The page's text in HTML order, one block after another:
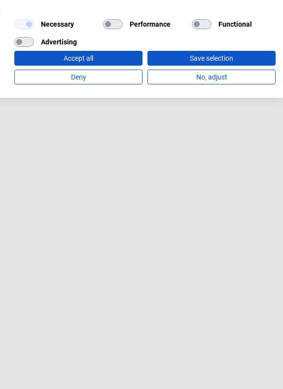
Necessary Performance Functional
Advertising
Accept all Save selection
Deny No, adjust